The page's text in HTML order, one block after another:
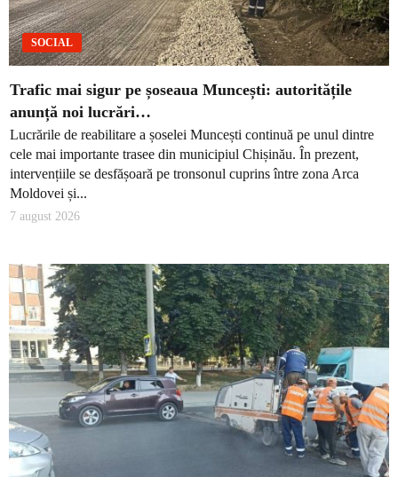
SOCIAL
Trafic mai sigur pe șoseaua Muncești: autoritățile
anunță noi lucrări…
Lucrările de reabilitare a șoselei Muncești continuă pe unul dintre
cele mai importante trasee din municipiul Chișinău. În prezent,
intervențiile se desfășoară pe tronsonul cuprins între zona Arca
Moldovei și...
7 august 2026